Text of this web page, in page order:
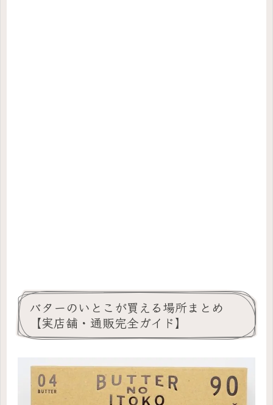
バターのいとこが買える場所まとめ
【実店舗・通販完全ガイド】